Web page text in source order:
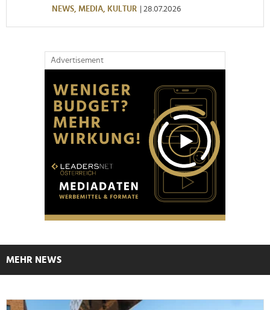
NEWS, MEDIA, KULTUR | 28.07.2026
Advertisement
MEHR NEWS